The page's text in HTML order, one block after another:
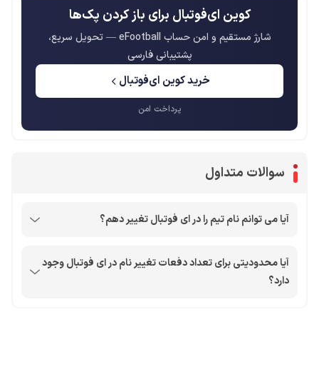
کوین ای‌فوتبال برای باز کردن پک‌ها
شارژ مستقیم و امن حساب eFootball — تحویل سریع،
پشتیبانی فارسی
خرید کوین ای‌فوتبال
پرداخت امن
سوالات متداول
آیا می توانم نام تیم را در ای فوتبال تغییر دهم؟
آیا محدودیتی برای تعداد دفعات تغییر نام در ای فوتبال وجود
دارد؟